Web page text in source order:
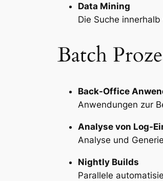
Data Mining
Die Suche
Batch
Back-Office
Anwendungen zur
Analyse von Log-
Analyse und
Nightly Builds
Parallele